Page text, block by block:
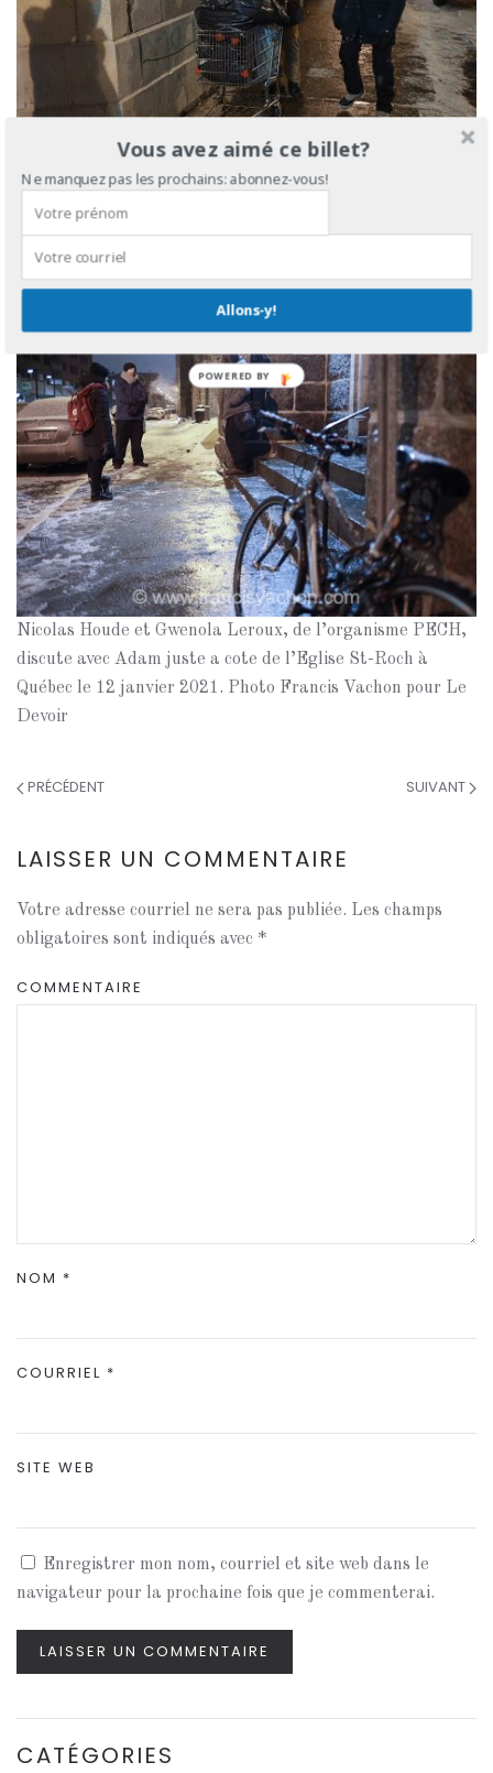
Gwenola Leroux, intervenante pour PECH, discute avec
Marc-André juste a côté du refuge pour sans-abri
Nicolas Houde et Gwenola Leroux, de l’organisme PECH,
discute avec Adam juste a cote de l’Eglise St-Roch à
Québec le 12 janvier 2021. Photo Francis Vachon pour Le
Devoir
PRÉCÉDENT SUIVANT
LAISSER UN COMMENTAIRE
Votre adresse courriel ne sera pas publiée. Les champs
obligatoires sont indiqués avec *
COMMENTAIRE
NOM *
COURRIEL *
SITE WEB
Enregistrer mon nom, courriel et site web dans le
navigateur pour la prochaine fois que je commenterai.
LAISSER UN COMMENTAIRE
CATÉGORIES
Vous avez aimé ce billet?
Ne manquez pas les prochains: abonnez-vous!
Allons-y!
POWERED
BY